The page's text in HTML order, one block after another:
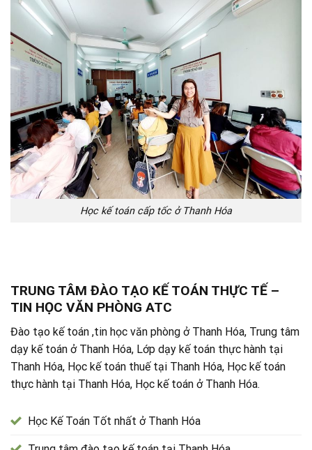
Học kế toán cấp tốc ở Thanh Hóa
TRUNG TÂM ĐÀO TẠO KẾ TOÁN THỰC TẾ –
TIN HỌC VĂN PHÒNG ATC
Đào tạo kế toán ,tin học văn phòng ở Thanh Hóa, Trung tâm
dạy kế toán ở Thanh Hóa, Lớp dạy kế toán thực hành tại
Thanh Hóa, Học kế toán thuế tại Thanh Hóa, Học kế toán
thực hành tại Thanh Hóa, Học kế toán ở Thanh Hóa.
Học Kế Toán Tốt nhất ở Thanh Hóa